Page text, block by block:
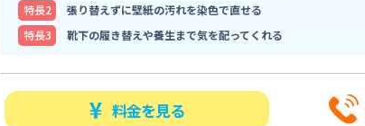
特⻑2
張り替えずに壁紙の汚れを染色で直せる
特⻑3
靴下の履き替えや養生まで気を配ってくれる
料金を見る